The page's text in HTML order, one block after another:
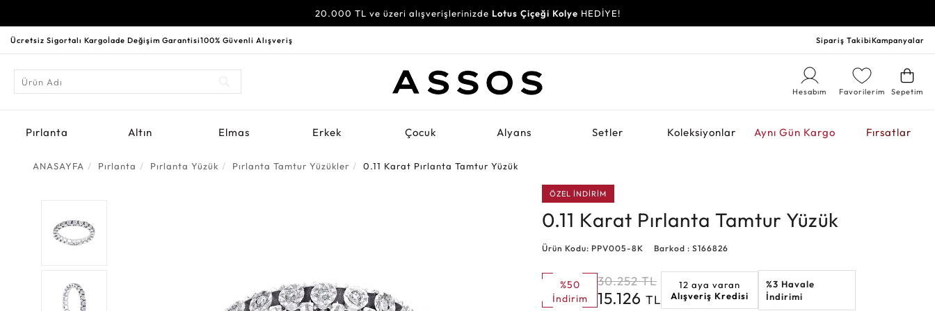
20.000 TL ve üzeri alışverişlerinizde Lotus Çiçeği Kolye HEDİYE!
Ücretsiz Sigortalı Kargoİade Değişim Garantisi100% Güvenli Alışveriş Sipariş TakibiKampanyalar
Sepetim
Favorilerim
Hesabım
Pırlanta Altın Elmas Erkek Çocuk Alyans Setler Koleksiyonlar Aynı Gün Kargo Fırsatlar
ANASAYFA Pırlanta Pırlanta Yüzük Pırlanta Tamtur Yüzükler 0.11 Karat Pırlanta Tamtur Yüzük
ÖZEL İNDİRİM
0.11 Karat Pırlanta Tamtur Yüzük
Ürün Kodu: PPV005-8K Barkod : S166826
%50
İndirim
30.252 TL
15.126TL
12 aya varan
Alışveriş Kredisi
%3 Havale
İndirimi